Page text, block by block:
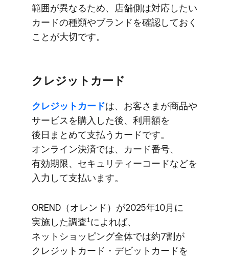
範囲が​異なる​ため、​店舗側は​対応したい​
カードの​種類や​ブランドを​確認しておく​
ことが​大切です。
クレジットカード
クレジットカードは、​お客さまが​商品や​
サービスを​購入した後、​利用額を​
後日まとめて​支払う​カードです。​
オンライン決済では、​カード番号、​
有効期限、​セキュリティーコードなどを​
入力して​支払います。
OREND​（オレンド）が​2025年10月に​
実施した​調査1 に​よれば、​
ネットショッピング全体では​約7割が​
クレジットカード・デビットカードを​